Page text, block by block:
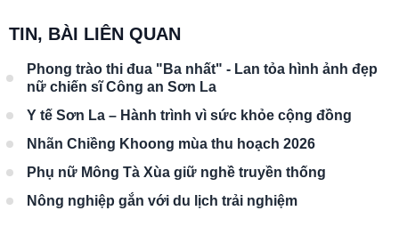
TIN, BÀI LIÊN QUAN
Phong trào thi đua "Ba nhất" - Lan tỏa hình ảnh đẹp
nữ chiến sĩ Công an Sơn La
Y tế Sơn La – Hành trình vì sức khỏe cộng đồng
Nhãn Chiềng Khoong mùa thu hoạch 2026
Phụ nữ Mông Tà Xùa giữ nghề truyền thống
Nông nghiệp gắn với du lịch trải nghiệm